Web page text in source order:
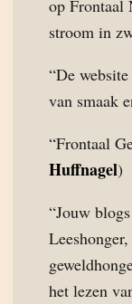
op Frontaal
stroom in
“De website
van smaak
“Frontaal
Huffnagel)
“Jouw
het lezen